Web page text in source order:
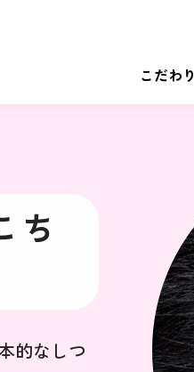
こだわり
ち
的なしつ